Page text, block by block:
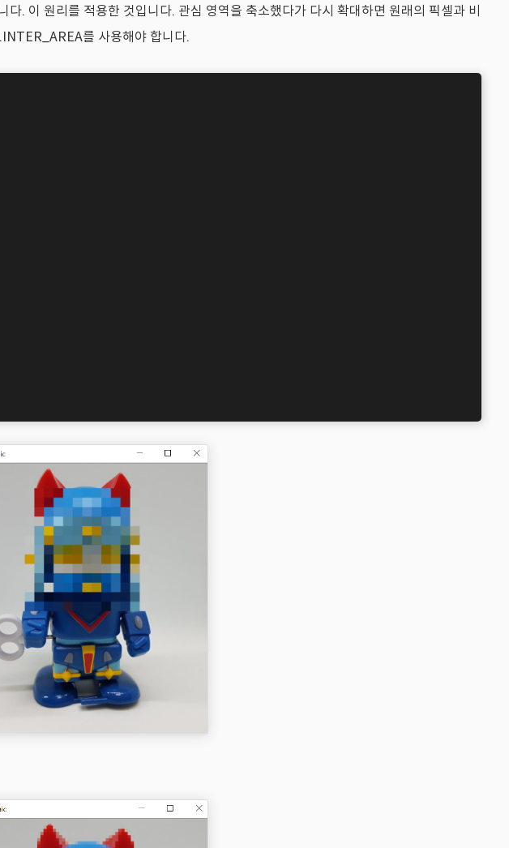
. 이 원리를 적용한 것입니다. 관심 영역을 축소했다가 다시 확대하면 원래의 픽셀과 비
를 사용해야 합니다.